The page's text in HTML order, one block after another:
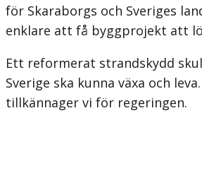
för Skaraborgs och Sveriges
enklare att få byggprojekt att
Ett reformerat strandskydd
Sverige ska kunna växa och
tillkännager vi för regeringen.